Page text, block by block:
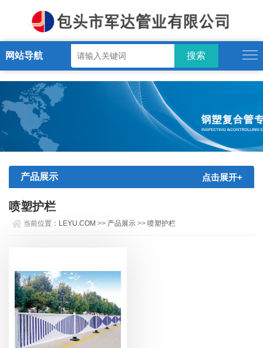
LEYU.COM
网站导航
产品展示 点击展开+
喷塑护栏
当前位置： LEYU.COM >> 产品展示 >>喷塑护栏